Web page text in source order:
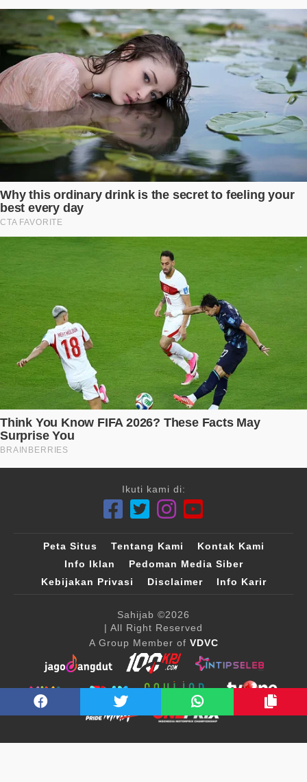
Ikuti kami di:
Peta Situs Tentang Kami
Kontak Kami
Info Iklan
Pedoman Media Siber
Kebijakan Privasi
Disclaimer Info Karir
Sahijab ©2026
| All Right Reserved
A Group Member of VDVC